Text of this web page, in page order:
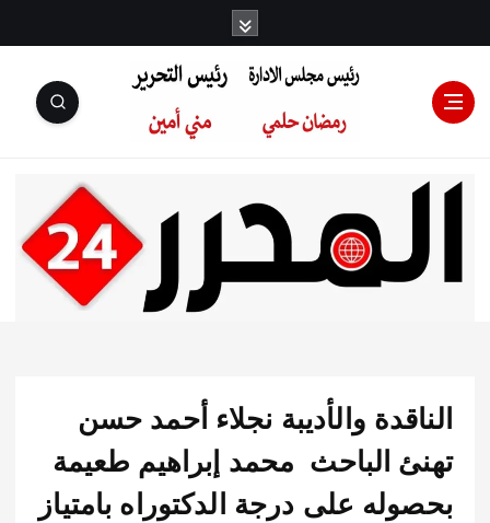
رئيس مجلس
الإدارة: رمضان
التحرير:مني أمين
والأديبة نجلاء أحمد حسن
الباحث محمد إبراهيم طعيمة
على درجة الدكتوراه بامتياز